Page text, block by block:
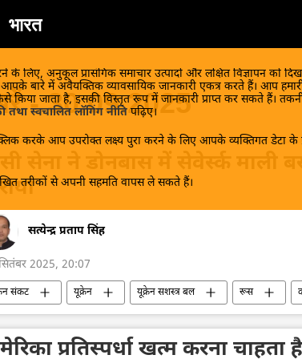
भारत
के लिए, अनुकूल प्रासंगिक समाचार उत्पादों और लक्षित विज्ञापन को
आपके बारे में अवैयक्तिक व्यावसायिक जानकारी एकत्र करते हैं। आप
किया जाता है, इसकी विस्तृत रूप में जानकारी प्राप्त कर सकते हैं।
तथा स्वचालित लॉगिंग नीति पढ़िए।
करके आप उपरोक्त लक्ष्य पुरा करने के लिए आपके व्यक्तिगत डेटा के
तरीकों से अपनी सहमति वापस ले सकते हैं।
- 30.09.2025
सत्येन्द्र प्रताप सिंह
2025, 20:07
संकट यूक्रेन यूक्रेन सशस्त्र बल रूस
पंक्ति
लड़ाकू वाहन ड्रोन ड्रोन हमला
प्रतिस्पर्धा खत्म करना चाहता